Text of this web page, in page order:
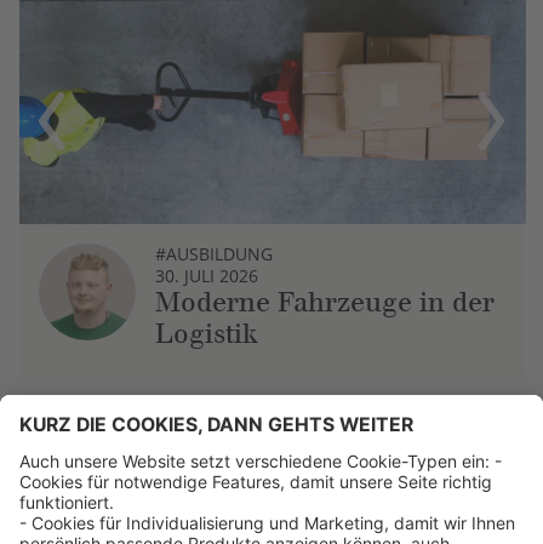
Previous
#AUSBILDUNG
30. JULI 2026
Moderne Fahrzeuge in der
Logistik
Next